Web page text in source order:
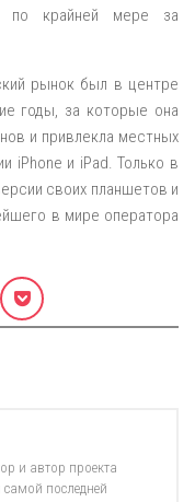
по крайней мере за
рынок был в центре
годы, за которые она
и привлекла местных
iPhone и iPad. Только в
своих планшетов и
в мире оператора
и автор проекта
последней